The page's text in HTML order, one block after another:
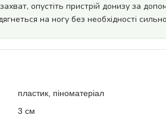
опустіть пристрій донизу за
на ногу без необхідності
пластик, піноматеріал
3 см